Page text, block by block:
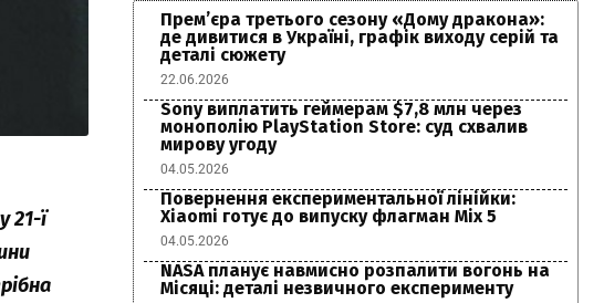
21-ї
Прем’єра третього сезону «Дому дракона»:
де дивитися в Україні, графік виходу серій та
деталі сюжету
22.06.2026
Sony виплатить геймерам $7,8 млн через
монополію PlayStation Store: суд схвалив
мирову угоду
04.05.2026
Повернення експериментальної лінійки:
Xiaomi готує до випуску флагман Mix 5
04.05.2026
NASA планує навмисно розпалити вогонь на
Місяці: деталі незвичного експерименту